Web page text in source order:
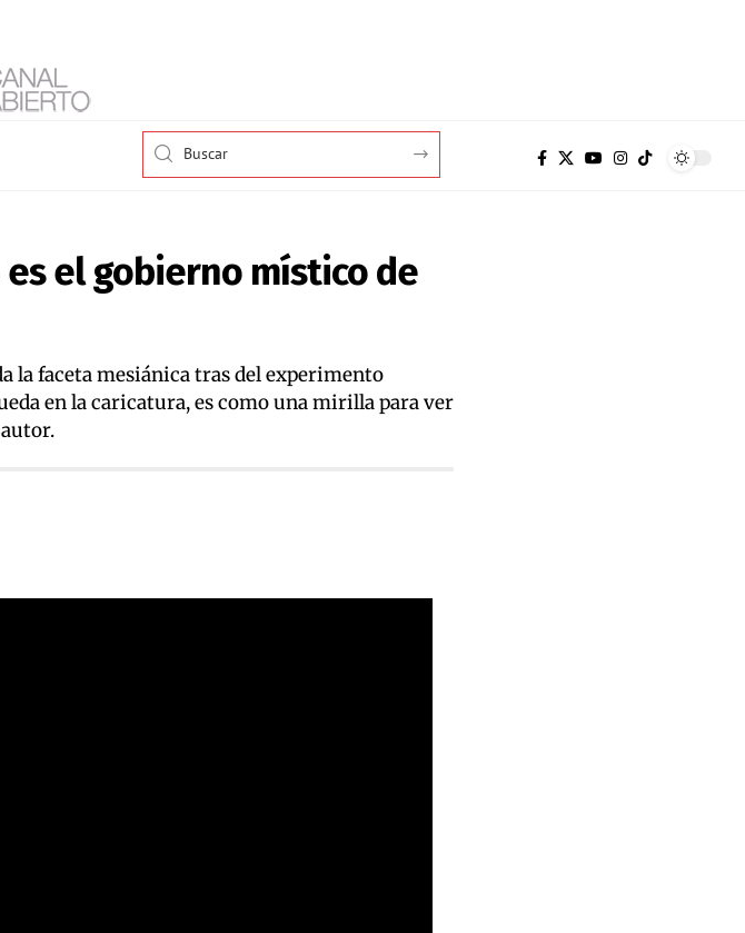
es el gobierno místico de
la faceta mesiánica tras del experimento
en la caricatura, es como una mirilla para ver